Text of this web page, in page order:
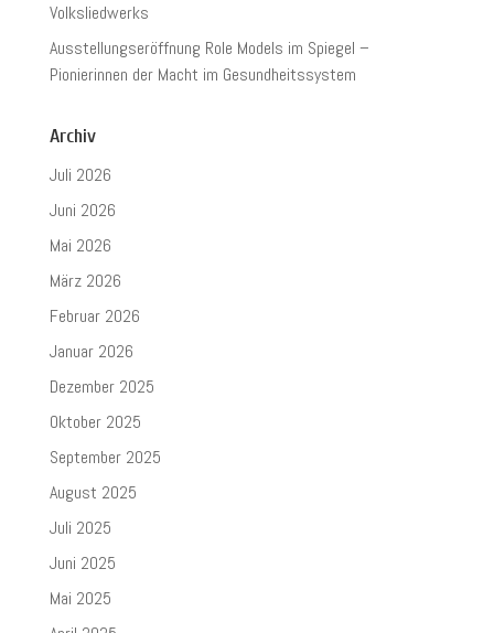
Volksliedwerks
Ausstellungseröffnung Role Models im Spiegel –
Pionierinnen der Macht im Gesundheitssystem
Archiv
Juli 2026
Juni 2026
Mai 2026
März 2026
Februar 2026
Januar 2026
Dezember 2025
Oktober 2025
September 2025
August 2025
Juli 2025
Juni 2025
Mai 2025